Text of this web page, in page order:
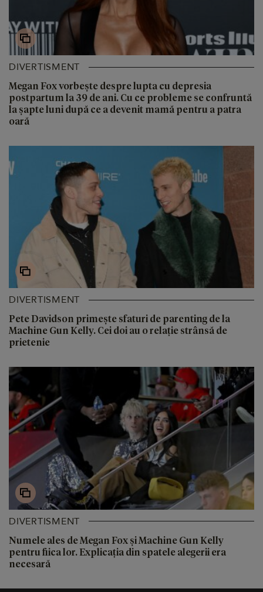
DIVERTISMENT
Megan Fox vorbește despre lupta cu depresia
postpartum la 39 de ani. Cu ce probleme se confruntă
la șapte luni după ce a devenit mamă pentru a patra
oară
DIVERTISMENT
Pete Davidson primește sfaturi de parenting de la
Machine Gun Kelly. Cei doi au o relație strânsă de
prietenie
DIVERTISMENT
Numele ales de Megan Fox și Machine Gun Kelly
pentru fiica lor. Explicația din spatele alegerii era
necesară